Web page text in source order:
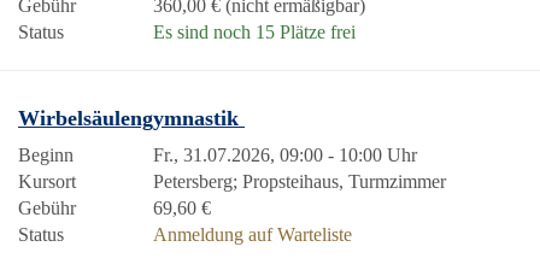
Gebühr
360,00 € (nicht ermäßigbar)
Status
Es sind noch 15 Plätze frei
Wirbelsäulengymnastik
Beginn
Fr., 31.07.2026, 09:00 - 10:00 Uhr
Kursort
Petersberg; Propsteihaus, Turmzimmer
Gebühr
69,60 €
Status
Anmeldung auf Warteliste